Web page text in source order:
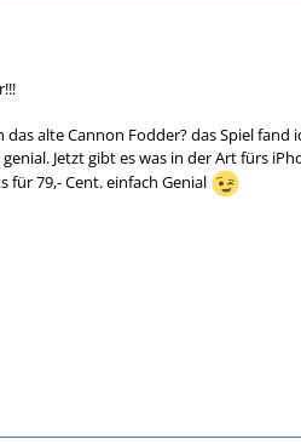
alte Cannon Fodder? das Spiel fand
Jetzt gibt es was in der Art fürs
für 79,- Cent. einfach Genial